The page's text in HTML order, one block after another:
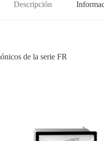
Descripción
de la serie FR